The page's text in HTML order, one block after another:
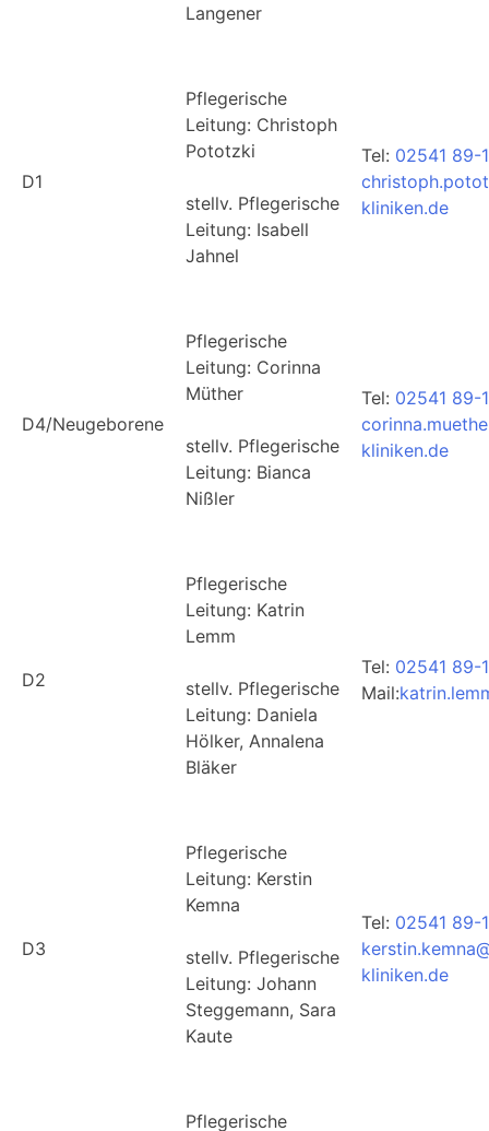
Langener
D1
Pflegerische
Leitung: Christoph
Pototzki
stellv. Pflegerische
Leitung: Isabell
Jahnel
Tel: 02541 89-
kliniken.de
D4/Neugeborene
Pflegerische
Leitung: Corinna
Müther
stellv. Pflegerische
Leitung: Bianca
Nißler
Tel: 02541 89-
kliniken.de
D2
Pflegerische
Leitung: Katrin
Lemm
stellv. Pflegerische
Leitung: Daniela
Hölker, Annalena
Bläker
Tel: 02541 89-
Mail:
D3
Pflegerische
Leitung: Kerstin
Kemna
stellv. Pflegerische
Leitung: Johann
Steggemann, Sara
Kaute
Tel: 02541 89-
kliniken.de
Pflegerische